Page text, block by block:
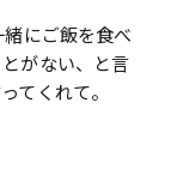
にご飯を食べ
がない、と言
てくれて。